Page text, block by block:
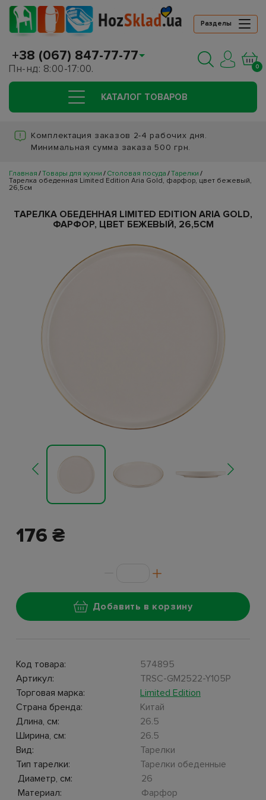
Разделы
+38 (067) 847-77-77
Пн-нд: 8:00-17:00. 0
КАТАЛОГ ТОВАРОВ
Комплектация заказов 2-4 рабочих дня.
Минимальная сумма заказа 500 грн.
Главная Товары для кухни Столовая посуда Тарелки
Тарелка обеденная Limited Edition Aria Gold, фарфор, цвет бежевый,
26,5см
ТАРЕЛКА ОБЕДЕННАЯ LIMITED EDITION ARIA GOLD,
ФАРФОР, ЦВЕТ БЕЖЕВЫЙ, 26,5СМ
176 ₴
Добавить в корзину
Код товара:
574895
Артикул:
TRSC-GM2522-Y105P
Торговая марка:
Limited Edition
Страна бренда:
Китай
Длина, см:
26.5
Ширина, см:
26.5
Вид:
Тарелки
Тип тарелки:
Тарелки обеденные
Диаметр, см:
26
Материал:
Фарфор